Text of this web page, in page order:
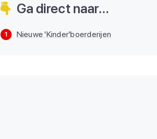
Ga direct naar...
1 Nieuwe 'Kinder'boerderijen